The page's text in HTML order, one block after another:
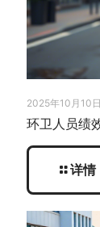
2025年10月10日
环卫人员绩
详情